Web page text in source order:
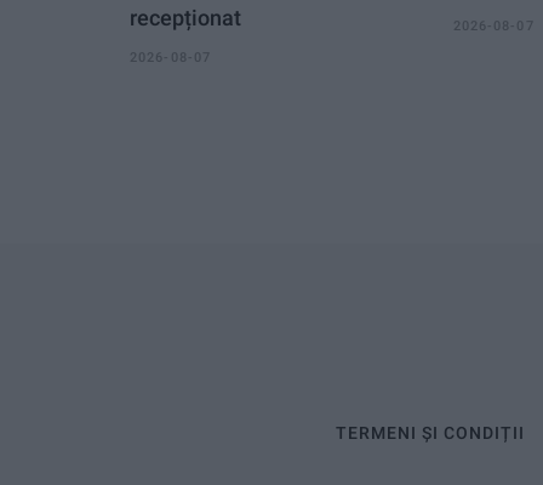
recepționat
2026-08-07
2026-08-07
TERMENI ȘI CONDIȚII